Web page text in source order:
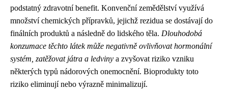
podstatný zdravotní benefit. Konvenční zemědělství využívá
množství chemických přípravků, jejichž rezidua se dostávají do
finálních produktů a následně do lidského těla. Dlouhodobá
konzumace těchto látek může negativně ovlivňovat hormonální
systém, zatěžovat játra a ledviny a zvyšovat riziko vzniku
některých typů nádorových onemocnění. Bioprodukty toto
riziko eliminují nebo výrazně minimalizují.